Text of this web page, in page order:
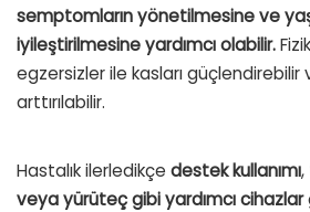
semptomların yönetilmesine ve
iyileştirilmesine yardımcı olabilir.
egzersizler ile kasları güçlendirebilir
arttırılabilir.
Hastalık ilerledikçe destek kullanımı,
veya yürüteç gibi yardımcı cihazlar